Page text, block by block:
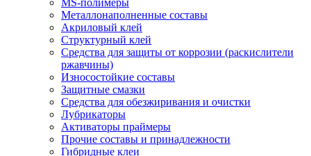
MS-полимеры
Металлонаполненные составы
Акриловый клей
Структурный клей
Средства для защиты от коррозии (раскислители
ржавчины)
Износостойкие составы
Защитные смазки
Средства для обезжиривания и очистки
Лубрикаторы
Активаторы праймеры
Прочие составы и принадлежности
Гибридные клеи